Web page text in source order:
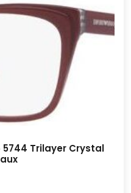
5744 Trilayer Crystal